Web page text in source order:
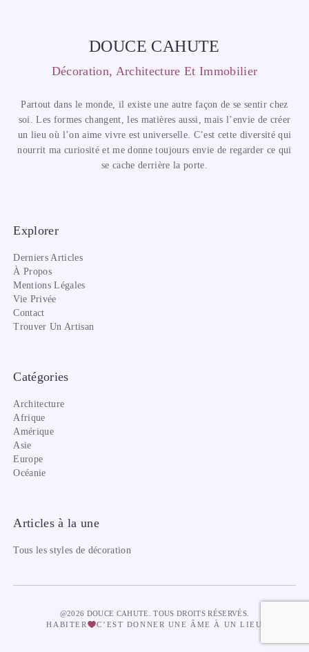
DOUCE CAHUTE
Décoration, Architecture Et Immobilier
Partout dans le monde, il existe une autre façon de se sentir chez
soi. Les formes changent, les matières aussi, mais l’envie de créer
un lieu où l’on aime vivre est universelle. C’est cette diversité qui
nourrit ma curiosité et me donne toujours envie de regarder ce qui
se cache derrière la porte.
Explorer
Derniers Articles
À Propos
Mentions Légales
Vie Privée
Contact
Trouver Un Artisan
Catégories
Architecture
Afrique
Amérique
Asie
Europe
Océanie
Articles à la une
Tous les styles de décoration
@2026 DOUCE CAHUTE. TOUS DROITS RÉSERVÉS.
HABITER
C’EST DONNER UNE ÂME À UN LIEU